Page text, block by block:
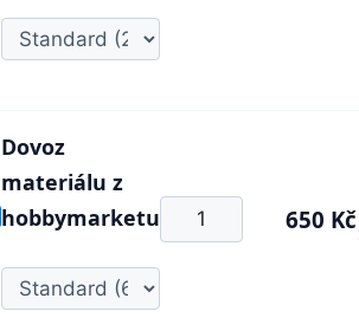
Dovoz
materiálu z
hobbymarketu
650 Kč